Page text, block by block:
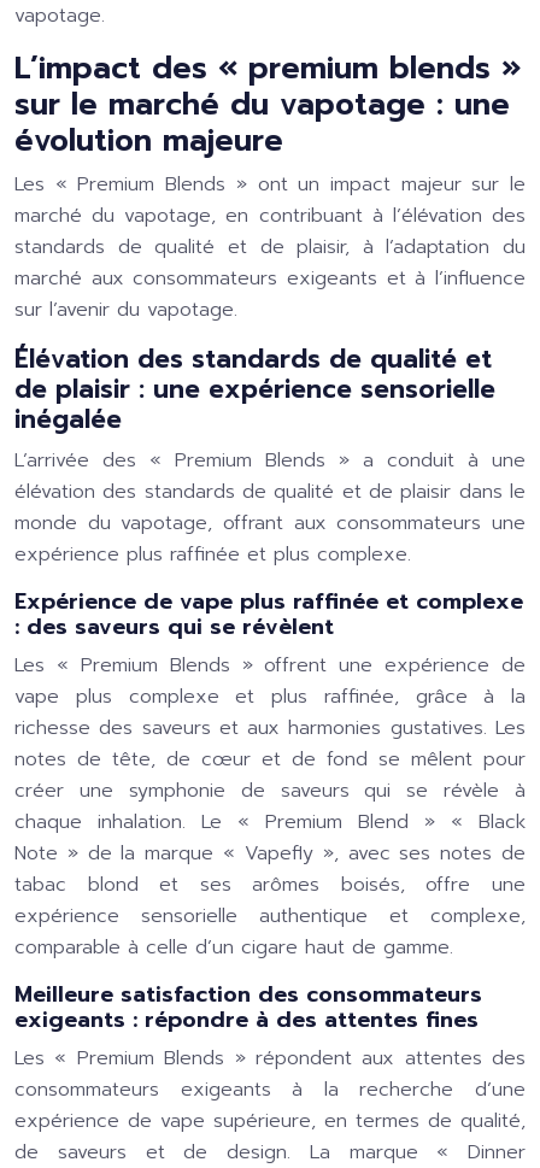
vapotage.
L’impact des « premium blends »
sur le marché du vapotage : une
évolution majeure
Les « Premium Blends » ont un impact majeur sur le
marché du vapotage, en contribuant à l’élévation des
standards de qualité et de plaisir, à l’adaptation du
marché aux consommateurs exigeants et à l’influence
sur l’avenir du vapotage.
Élévation des standards de qualité et
de plaisir : une expérience sensorielle
inégalée
L’arrivée des « Premium Blends » a conduit à une
élévation des standards de qualité et de plaisir dans le
monde du vapotage, offrant aux consommateurs une
expérience plus raffinée et plus complexe.
Expérience de vape plus raffinée et complexe
: des saveurs qui se révèlent
Les « Premium Blends » offrent une expérience de
vape plus complexe et plus raffinée, grâce à la
richesse des saveurs et aux harmonies gustatives. Les
notes de tête, de cœur et de fond se mêlent pour
créer une symphonie de saveurs qui se révèle à
chaque inhalation. Le « Premium Blend » « Black
Note » de la marque « Vapefly », avec ses notes de
tabac blond et ses arômes boisés, offre une
expérience sensorielle authentique et complexe,
comparable à celle d’un cigare haut de gamme.
Meilleure satisfaction des consommateurs
exigeants : répondre à des attentes fines
Les « Premium Blends » répondent aux attentes des
consommateurs exigeants à la recherche d’une
expérience de vape supérieure, en termes de qualité,
de saveurs et de design. La marque « Dinner